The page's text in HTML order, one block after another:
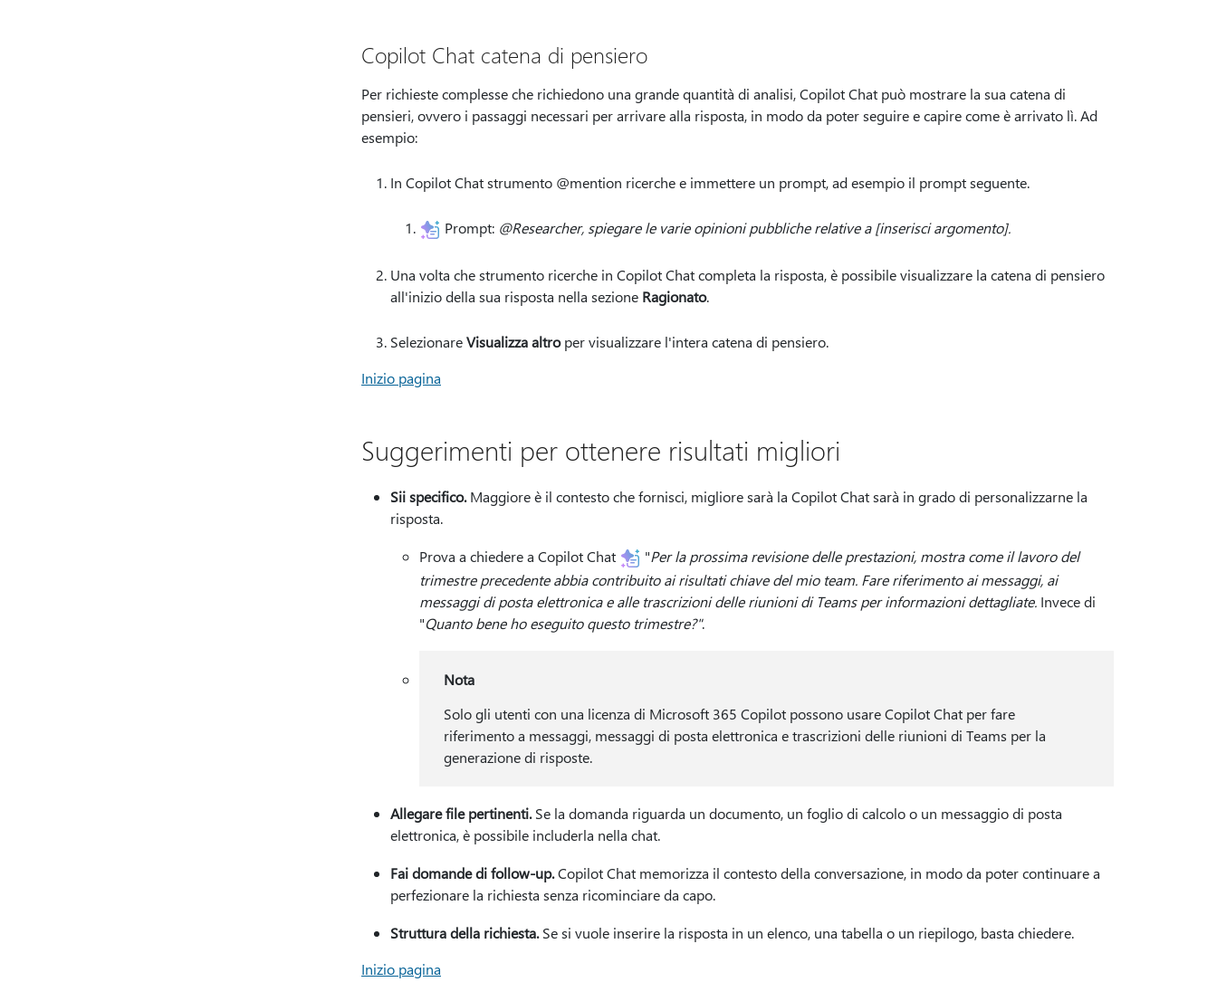
Copilot Chat catena di pensiero
Per richieste complesse che richiedono una grande quantità di analisi, Copilot Chat può mostrare la sua catena di
pensieri, ovvero i passaggi necessari per arrivare alla risposta, in modo da poter seguire e capire come è arrivato lì. Ad
esempio:
In Copilot Chat strumento @mention ricerche e immettere un prompt, ad esempio il prompt seguente.
Prompt: @Researcher, spiegare le varie opinioni pubbliche relative a [inserisci argomento].
Una volta che strumento ricerche in Copilot Chat completa la risposta, è possibile visualizzare la catena di pensiero
all'inizio della sua risposta nella sezione Ragionato.
SelezionareVisualizza altroper visualizzare l'intera catena di pensiero.
Inizio pagina
Suggerimenti per ottenere risultati migliori
Sii specifico.Maggiore è il contesto che fornisci, migliore sarà la Copilot Chat sarà in grado di personalizzarne la
risposta.
Prova a chiedere a Copilot Chat
"Per la prossima revisione delle prestazioni, mostra come il lavoro del
trimestre precedente abbia contribuito ai risultati chiave del mio team. Fare riferimento ai messaggi, ai
messaggi di posta elettronica e alle trascrizioni delle riunioni di Teams per informazioni dettagliate. Invece di
"Quanto bene ho eseguito questo trimestre?".
Nota
Solo gli utenti con una licenza di Microsoft 365 Copilot possono usare Copilot Chat per fare
riferimento a messaggi, messaggi di posta elettronica e trascrizioni delle riunioni di Teams per la
generazione di risposte.
Allegare file pertinenti.Se la domanda riguarda un documento, un foglio di calcolo o un messaggio di posta
elettronica, è possibile includerla nella chat.
Fai domande di follow-up.Copilot Chat memorizza il contesto della conversazione, in modo da poter continuare a
perfezionare la richiesta senza ricominciare da capo.
Struttura della richiesta.Se si vuole inserire la risposta in un elenco, una tabella o un riepilogo, basta chiedere.
Inizio pagina